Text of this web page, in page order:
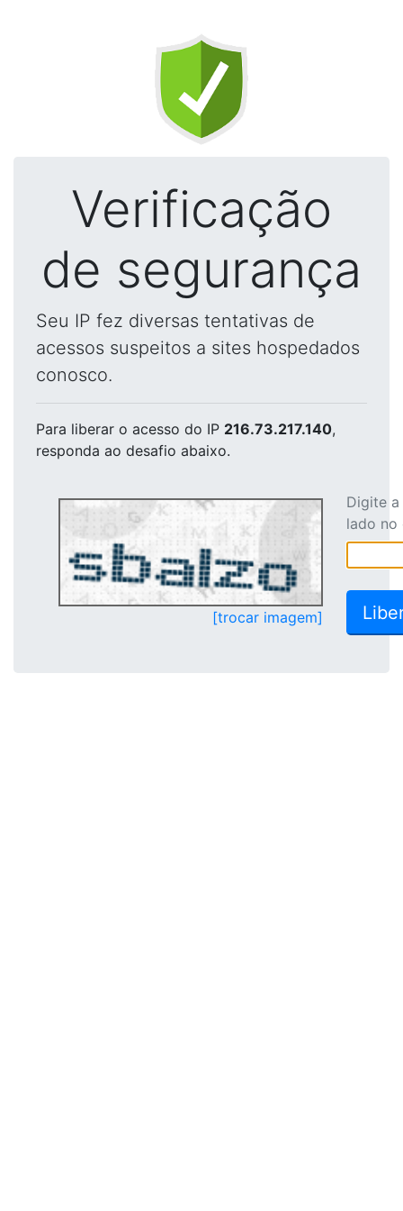
Verificação
de segurança
Seu IP fez diversas tentativas de
acessos suspeitos a sites hospedados
conosco.
Para liberar o acesso do IP 216.73.217.140,
responda ao desafio abaixo.
[trocar imagem]
Digite
lado no